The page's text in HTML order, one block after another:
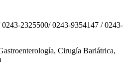
2325500/ 0243-9354147 / 0243-
Cirugía Bariátrica,